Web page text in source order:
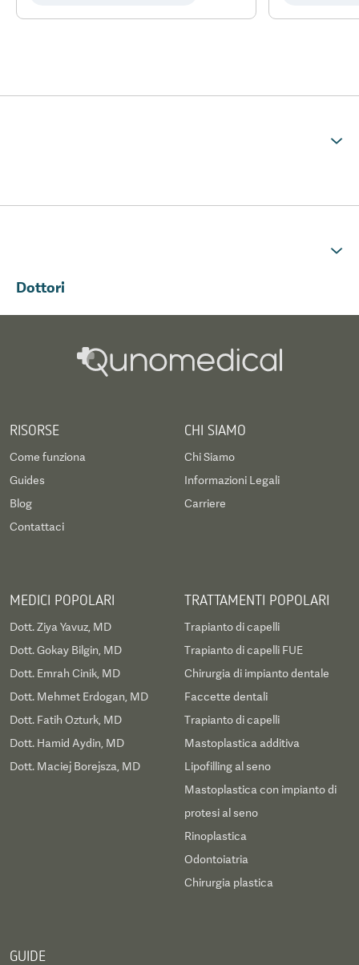
Dottori
RISORSE
Come funziona
Guides
Blog
Contattaci
CHI SIAMO
Chi Siamo
Informazioni Legali
Carriere
MEDICI POPOLARI
Dott. Ziya Yavuz, MD
Dott. Gokay Bilgin, MD
Dott. Emrah Cinik, MD
Dott. Mehmet Erdogan, MD
Dott. Fatih Ozturk, MD
Dott. Hamid Aydin, MD
Dott. Maciej Borejsza, MD
TRATTAMENTI POPOLARI
Trapianto di capelli
Trapianto di capelli FUE
Chirurgia di impianto dentale
Faccette dentali
Trapianto di capelli
Mastoplastica additiva
Lipofilling al seno
Mastoplastica con impianto di
protesi al seno
Rinoplastica
Odontoiatria
Chirurgia plastica
GUIDE